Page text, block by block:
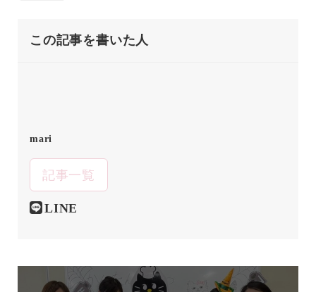
この記事を書いた人
mari
記事一覧
LINE